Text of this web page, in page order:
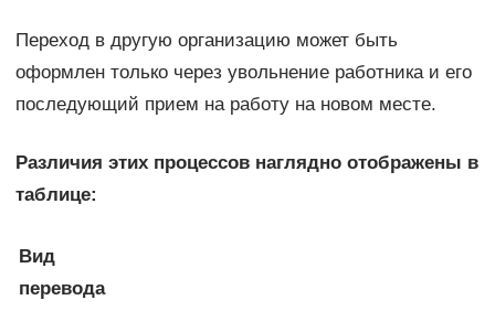
Переход в другую организацию может быть
оформлен только через увольнение работника и его
последующий прием на работу на новом месте.
Различия этих процессов наглядно отображены в
таблице:
Вид
перевода